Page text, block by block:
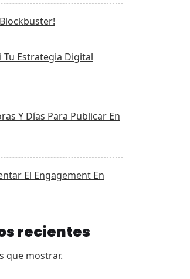
Tu Estrategia Digital
Y Días Para Publicar En
El Engagement En
recientes
que mostrar.